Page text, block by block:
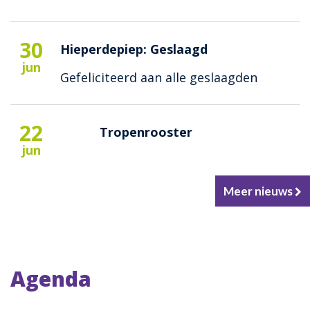
30
jun
Hieperdepiep: Geslaagd
Gefeliciteerd aan alle geslaagden
22
jun
Tropenrooster
Meer nieuws
Agenda